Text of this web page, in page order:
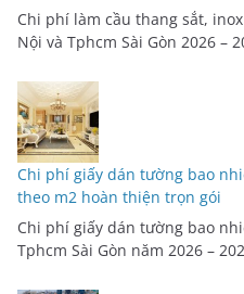
Chi phí làm cầu thang sắt,
Nội và Tphcm Sài Gòn 2026 –
Chi phí giấy dán tường bao
theo m2 hoàn thiện trọn gói
Chi phí giấy dán tường bao
Tphcm Sài Gòn năm 2026 –